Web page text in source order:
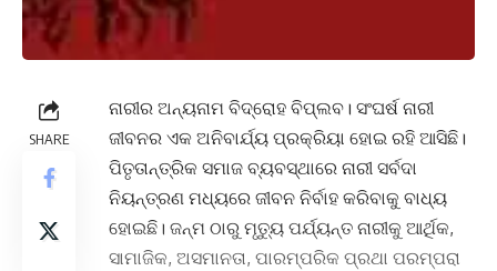
SHARE
ନାରୀର ଅନ୍ୟନାମ ବିଦ୍ରୋହ ବିପ୍ଲବ। ସଂଘର୍ଷ ନାରୀ
ଜୀବନର ଏକ ଅନିବାର୍ଯ୍ୟ ପ୍ରକ୍ରିୟା ହୋଇ ରହି ଆସିଛି।
ପିତୃତାନ୍ତ୍ରିକ ସମାଜ ବ୍ୟବସ୍ଥାରେ ନାରୀ ସର୍ବଦା
ନିୟନ୍ତ୍ରଣ ମଧ୍ୟରେ ଜୀବନ ନିର୍ବାହ କରିବାକୁ ବାଧ୍ୟ
ହୋଇଛି। ଜନ୍ମ ଠାରୁ ମୃତ୍ୟୁ ପର୍ଯ୍ୟନ୍ତ ନାରୀକୁ ଆର୍ଥିକ,
ସାମାଜିକ, ଅସମାନତା, ପାରମ୍ପରିକ ପ୍ରଥା ପରମ୍ପରା